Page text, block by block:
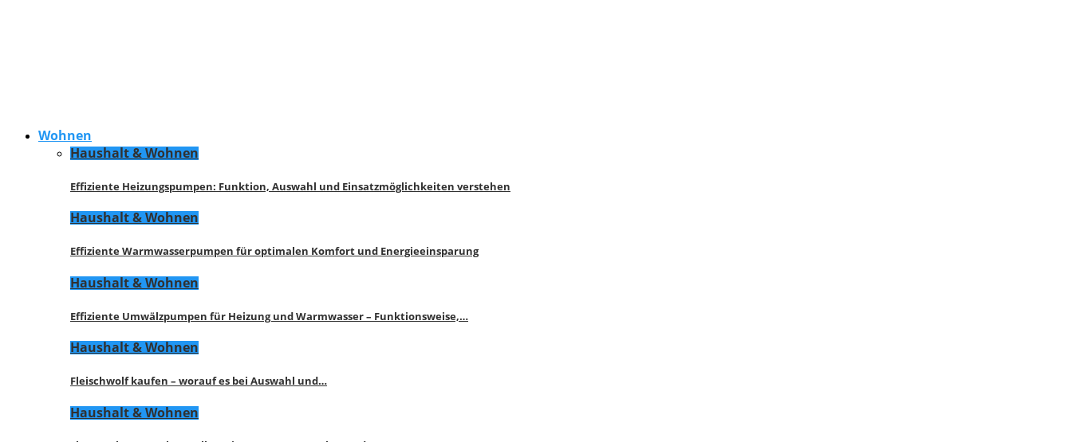
Wohnen
Haushalt & Wohnen
Effiziente Heizungspumpen: Funktion, Auswahl und Einsatzmöglichkeiten verstehen
Haushalt & Wohnen
Effiziente Warmwasserpumpen für optimalen Komfort und Energieeinsparung
Haushalt & Wohnen
Effiziente Umwälzpumpen für Heizung und Warmwasser – Funktionsweise,…
Haushalt & Wohnen
Fleischwolf kaufen – worauf es bei Auswahl und…
Haushalt & Wohnen